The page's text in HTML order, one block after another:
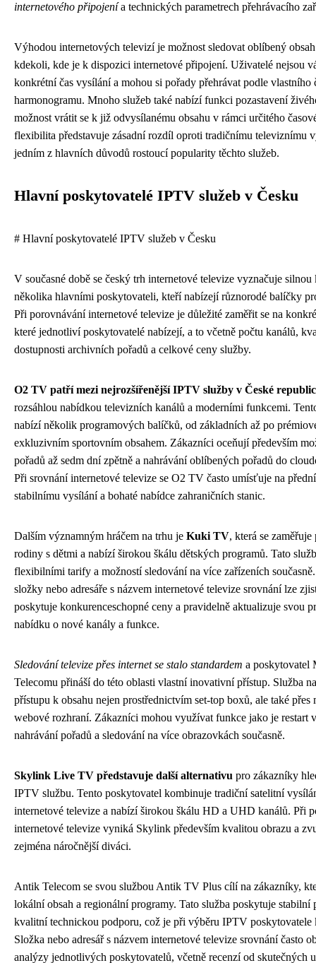
internetového připojenía technických parametrech přehrávacího
Výhodou internetových televizí je možnost sledovat oblíbený
kdekoli, kde je k dispozici internetové připojení. Uživatelé nejsou
konkrétní čas vysílání a mohou si pořady přehrávat podle vlastního
harmonogramu. Mnoho služeb také nabízí funkci pozastavení
možnost vrátit se k již odvysílanému obsahu v rámci určitého
flexibilita představuje zásadní rozdíl oproti tradičnímu televiznímu
jedním z hlavních důvodů rostoucí popularity těchto služeb.
Hlavní poskytovatelé IPTV služeb v Česku
# Hlavní poskytovatelé IPTV služeb v Česku
V současné době se český trh internetové televize vyznačuje
několika hlavními poskytovateli, kteří nabízejí různorodé balíčky
Při porovnávání internetové televize je důležité zaměřit se na
které jednotliví poskytovatelé nabízejí, a to včetně počtu kanálů,
dostupnosti archivních pořadů a celkové ceny služby.
O2 TV patří mezi nejrozšířenější IPTV služby v České
rozsáhlou nabídkou televizních kanálů a moderními funkcemi.
nabízí několik programových balíčků, od základních až po
exkluzivním sportovním obsahem. Zákazníci oceňují především
pořadů až sedm dní zpětně a nahrávání oblíbených pořadů do
Při srovnání internetové televize se O2 TV často umísťuje na
stabilnímu vysílání a bohaté nabídce zahraničních stanic.
Dalším významným hráčem na trhu je Kuki TV, která se zaměřuje
rodiny s dětmi a nabízí širokou škálu dětských programů. Tato
flexibilními tarify a možností sledování na více zařízeních
složky nebo adresáře s názvem internetové televize srovnání lze
poskytuje konkurenceschopné ceny a pravidelně aktualizuje svou
nabídku o nové kanály a funkce.
Sledování televize přes internet se stalo standardem a poskytovatel
Telecomu přináší do této oblasti vlastní inovativní přístup. Služba
přístupu k obsahu nejen prostřednictvím set-top boxů, ale také přes
webové rozhraní. Zákazníci mohou využívat funkce jako je restart
nahrávání pořadů a sledování na více obrazovkách současně.
Skylink Live TV představuje další alternativu pro zákazníky
IPTV službu. Tento poskytovatel kombinuje tradiční satelitní
internetové televize a nabízí širokou škálu HD a UHD kanálů. Při
internetové televize vyniká Skylink především kvalitou obrazu a
zejména náročnější diváci.
Antik Telecom se svou službou Antik TV Plus cílí na zákazníky,
lokální obsah a regionální programy. Tato služba poskytuje stabilní
kvalitní technickou podporu, což je při výběru IPTV
Složka nebo adresář s názvem internetové televize srovnání často
analýzy jednotlivých poskytovatelů, včetně recenzí od skutečných